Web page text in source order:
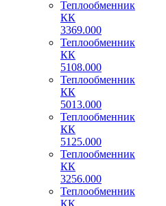
Теплообменник
КК
3369.000
Теплообменник
КК
5108.000
Теплообменник
КК
5013.000
Теплообменник
КК
5125.000
Теплообменник
КК
3256.000
Теплообменник
КК